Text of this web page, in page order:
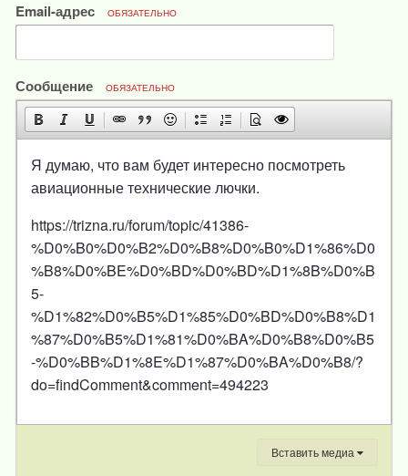
Email-адрес ОБЯЗАТЕЛЬНО
Сообщение ОБЯЗАТЕЛЬНО
Я думаю, что вам будет интересно посмотреть
авиационные технические лючки.
https://trizna.ru/forum/topic/41386-
%D0%B0%D0%B2%D0%B8%D0%B0%D1%86%D0
%B8%D0%BE%D0%BD%D0%BD%D1%8B%D0%B
5-
%D1%82%D0%B5%D1%85%D0%BD%D0%B8%D1
%87%D0%B5%D1%81%D0%BA%D0%B8%D0%B5
-%D0%BB%D1%8E%D1%87%D0%BA%D0%B8/?
do=findComment&comment=494223
Вставить медиа